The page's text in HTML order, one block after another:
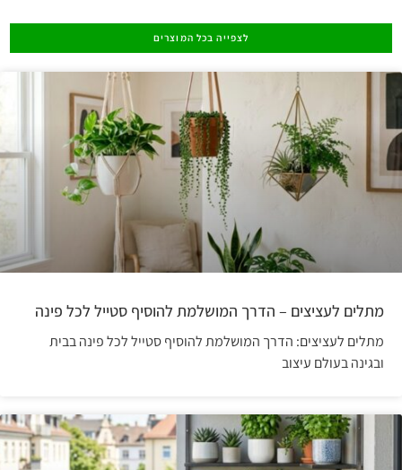
מתלים לעציצים – הדרך המושלמת להוסיף סטייל לכל פינה
מתלים לעציצים: הדרך המושלמת להוסיף סטייל לכל פינה בבית
ובגינה בעולם עיצוב
לצפייה בכל המוצרים